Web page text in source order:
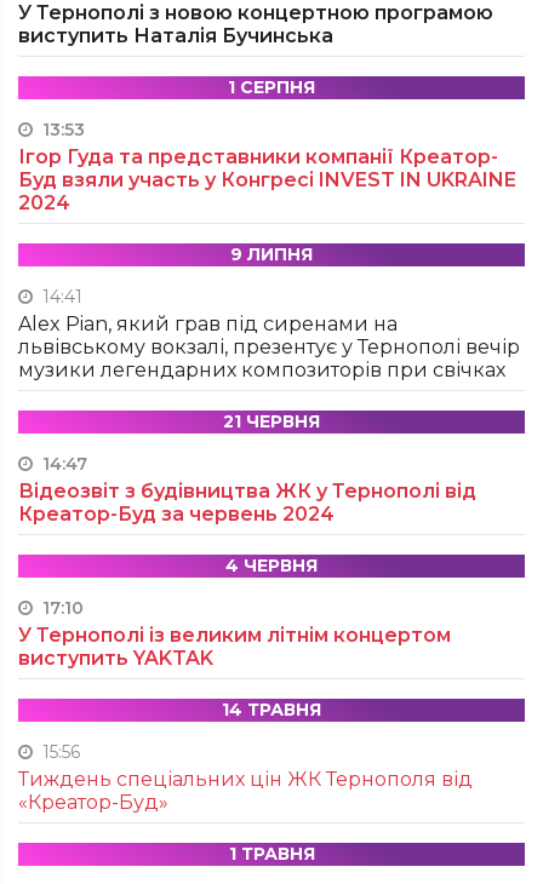
У Тернополі з новою концертною програмою
виступить Наталія Бучинська
1 СЕРПНЯ
13:53
Ігор Гуда та представники компанії Креатор-
Буд взяли участь у Конгресі INVEST IN UKRAINE
2024
9 ЛИПНЯ
14:41
Alex Pian, який грав під сиренами на
львівському вокзалі, презентує у Тернополі вечір
музики легендарних композиторів при свічках
21 ЧЕРВНЯ
14:47
Відеозвіт з будівництва ЖК у Тернополі від
Креатор-Буд за червень 2024
4 ЧЕРВНЯ
17:10
У Тернополі із великим літнім концертом
виступить YAKTAK
14 ТРАВНЯ
15:56
Тиждень спеціальних цін ЖК Тернополя від
«Креатор-Буд»
1 ТРАВНЯ